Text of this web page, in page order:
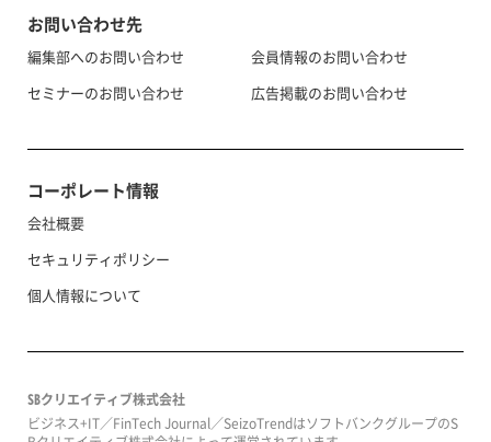
お問い合わせ先
編集部へのお問い合わせ
セミナーのお問い合わせ
会員情報のお問い合わせ
広告掲載のお問い合わせ
コーポレート情報
会社概要
セキュリティポリシー
個人情報について
SBクリエイティブ株式会社
ビジネス+IT／FinTech Journal／SeizoTrendはソフトバンクグループのS